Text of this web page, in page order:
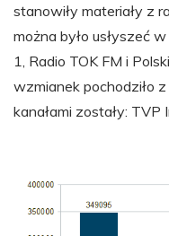
stanowiły materiały z
można było usłyszeć
1, Radio TOK FM i
wzmianek pochodziło
kanałami zostały: